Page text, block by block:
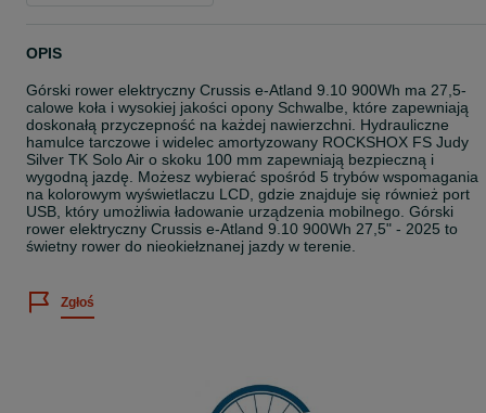
OPIS
Górski rower elektryczny Crussis e-Atland 9.10 900Wh ma 27,5-
calowe koła i wysokiej jakości opony Schwalbe, które zapewniają
doskonałą przyczepność na każdej nawierzchni. Hydrauliczne
hamulce tarczowe i widelec amortyzowany ROCKSHOX FS Judy
Silver TK Solo Air o skoku 100 mm zapewniają bezpieczną i
wygodną jazdę. Możesz wybierać spośród 5 trybów wspomagania
na kolorowym wyświetlaczu LCD, gdzie znajduje się również port
USB, który umożliwia ładowanie urządzenia mobilnego. Górski
rower elektryczny Crussis e-Atland 9.10 900Wh 27,5" - 2025 to
świetny rower do nieokiełznanej jazdy w terenie.
Zgłoś